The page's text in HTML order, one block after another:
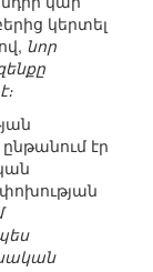
կերտել
նոր
էր